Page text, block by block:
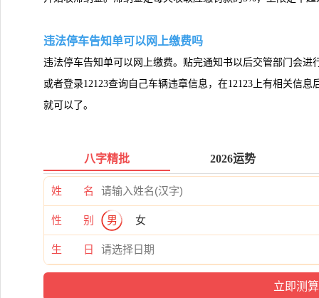
违法停车告知单可以网上缴费吗
违法停车告知单可以网上缴费。贴完通知书以后交管部门会
或者登录12123查询自己车辆违章信息，在12123上有相关信
就可以了。
八字精批 2026运势
姓 名
性 别 男 女
生 日